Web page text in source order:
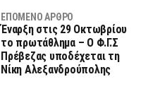
ΕΠΌΜΕΝΟ ΆΡΘΡΟ
Έναρξη στις 29 Οκτωβρίου
το πρωτάθλημα – Ο Φ.Γ.Σ
Πρέβεζας υποδέχεται τη
Νίκη Αλεξανδρούπολης